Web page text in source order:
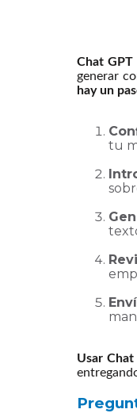
Chat
generar
hay un
tu
Usar